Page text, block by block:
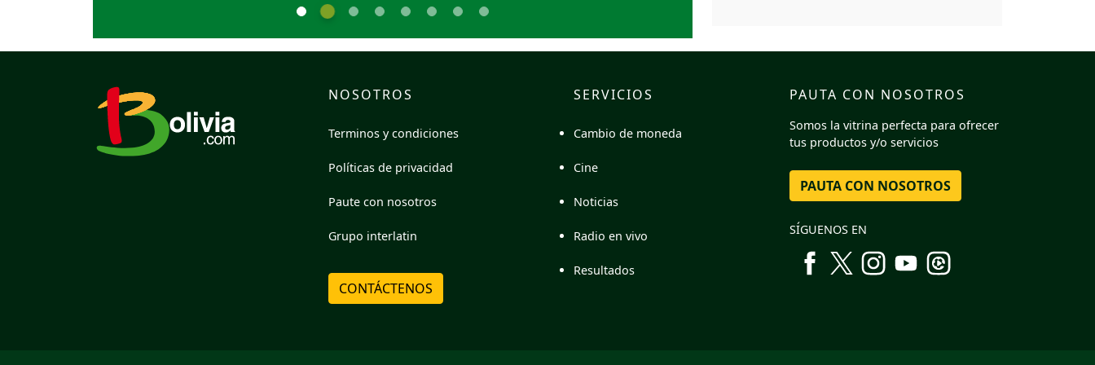
NOSOTROS
Terminos y condiciones
Políticas de privacidad
Paute con nosotros
Grupo interlatin
CONTÁCTENOS
SERVICIOS
Cambio de moneda
Cine
Noticias
Radio en vivo
Resultados
PAUTA CON NOSOTROS
Somos la vitrina perfecta para ofrecer
tus productos y/o servicios
PAUTA CON NOSOTROS
SÍGUENOS EN